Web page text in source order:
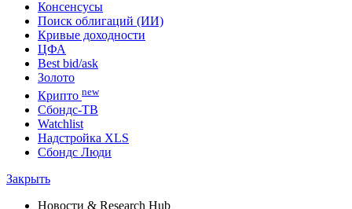
Консенсусы
Поиск облигаций (ИИ)
Кривые доходности
ЦФА
Best bid/ask
Золото
Крипто new
Сбондс-ТВ
Watchlist
Надстройка XLS
Сбондс Люди
Закрыть
Новости & Research Hub